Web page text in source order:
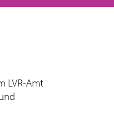
LVR-Amt